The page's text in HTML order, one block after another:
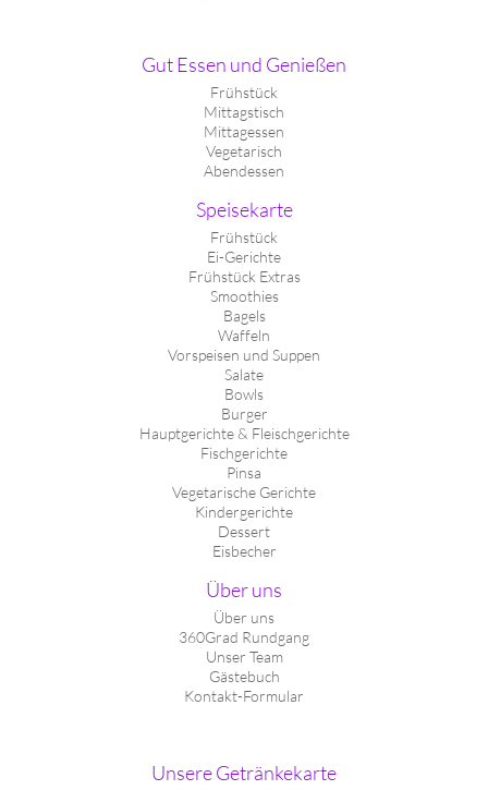
Gut Essen und Genießen
Frühstück
Mittagstisch
Mittagessen
Vegetarisch
Abendessen
Speisekarte
Frühstück
Ei-Gerichte
Frühstück Extras
Smoothies
Bagels
Waffeln
Vorspeisen und Suppen
Salate
Bowls
Burger
Hauptgerichte & Fleischgerichte
Fischgerichte
Pinsa
Vegetarische Gerichte
Kindergerichte
Dessert
Eisbecher
Über uns
Über uns
360Grad Rundgang
Unser Team
Gästebuch
Kontakt-Formular
Unsere Getränkekarte